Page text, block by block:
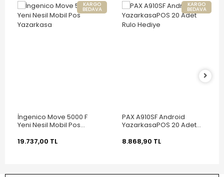
KARGO
BEDAVA
İngenico Move 5000 F
Yeni Nesil Mobil Pos
19.737,00 TL
KARGO
BEDAVA
PAX A910SF Android
YazarkasaPOS 20 Adet
8.868,90 TL